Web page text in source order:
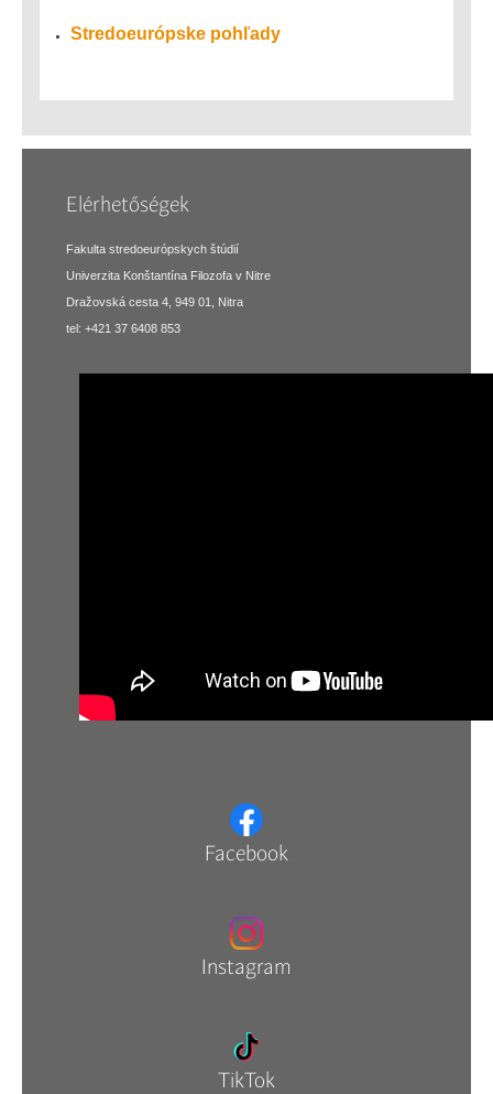
Stredoeurópske pohľady
Elérhetőségek
Fakulta stredoeurópskych štúdií
Univerzita Konštantína Filozofa v Nitre
Dražovská cesta 4, 949 01, Nitra
tel: +421 37 6408 853
Facebook
Instagram
TikTok